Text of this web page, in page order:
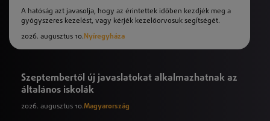
A hatóság azt javasolja, hogy az érintettek időben kezdjék meg a
gyógyszeres kezelést, vagy kérjék kezelőorvosuk segítségét.
2026. augusztus 10. Nyíregyháza
Szeptembertől új javaslatokat alkalmazhatnak az
általános iskolák
2026. augusztus 10.Magyarország